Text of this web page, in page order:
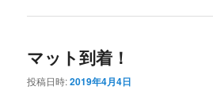
マット到着！
投稿日時:2019年4月4日